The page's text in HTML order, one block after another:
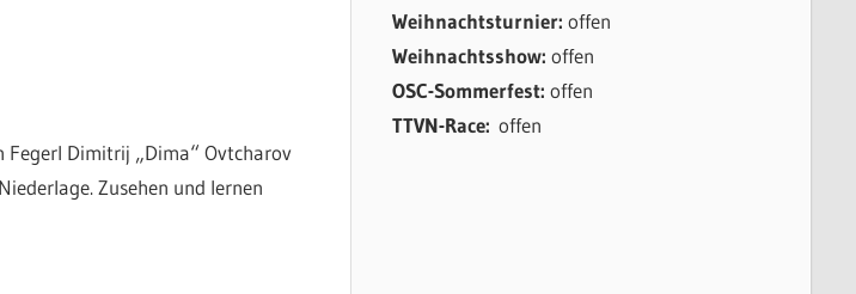
Fegerl Dimitrij „Dima“ Ovtcharov
Zusehen und lernen
Weihnachtsturnier: offen
Weihnachtsshow: offen
OSC-Sommerfest: offen
TTVN-Race: offen